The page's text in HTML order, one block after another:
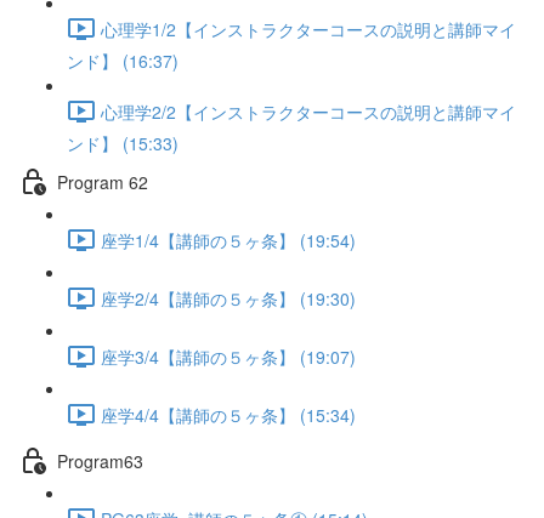
心理学1/2【インストラクターコースの説明と講師マイ
ンド】 (16:37)
心理学2/2【インストラクターコースの説明と講師マイ
ンド】 (15:33)
Program 62
座学1/4【講師の５ヶ条】 (19:54)
座学2/4【講師の５ヶ条】 (19:30)
座学3/4【講師の５ヶ条】 (19:07)
座学4/4【講師の５ヶ条】 (15:34)
Program63